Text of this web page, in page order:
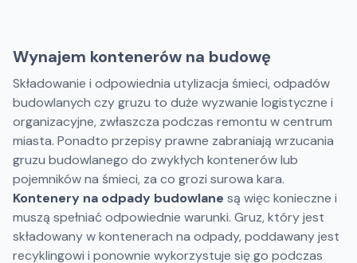
Wynajem kontenerów na budowę
Składowanie i odpowiednia utylizacja śmieci, odpadów
budowlanych czy gruzu to duże wyzwanie logistyczne i
organizacyjne, zwłaszcza podczas remontu w centrum
miasta. Ponadto przepisy prawne zabraniają wrzucania
gruzu budowlanego do zwykłych kontenerów lub
pojemników na śmieci, za co grozi surowa kara.
Kontenery na odpady budowlane są więc konieczne i
muszą spełniać odpowiednie warunki. Gruz, który jest
składowany w kontenerach na odpady, poddawany jest
recyklingowi i ponownie wykorzystuje się go podczas